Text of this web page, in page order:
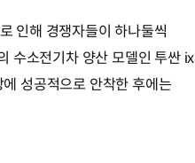
인해 경쟁자들이 하나둘씩
수소전기차 양산 모델인 투싼 ix
성공적으로 안착한 후에는